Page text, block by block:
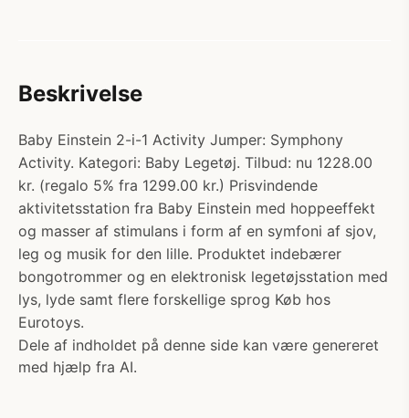
Beskrivelse
Baby Einstein 2-i-1 Activity Jumper: Symphony
Activity. Kategori: Baby Legetøj. Tilbud: nu 1228.00
kr. (regalo 5% fra 1299.00 kr.) Prisvindende
aktivitetsstation fra Baby Einstein med hoppeeffekt
og masser af stimulans i form af en symfoni af sjov,
leg og musik for den lille. Produktet indebærer
bongotrommer og en elektronisk legetøjsstation med
lys, lyde samt flere forskellige sprog Køb hos
Eurotoys.
Dele af indholdet på denne side kan være genereret
med hjælp fra AI.